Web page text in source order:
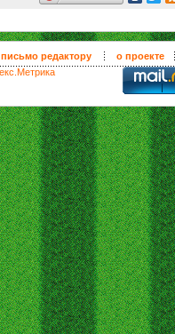
письмо редактору о проекте